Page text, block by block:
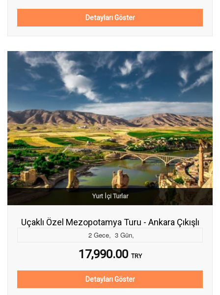
Detayları Göster
Yurt İçi Turlar
Uçaklı Özel Mezopotamya Turu - Ankara Çıkışlı
2 Gece, 3 Gün,
17,990.00 TRY
Detayları Göster